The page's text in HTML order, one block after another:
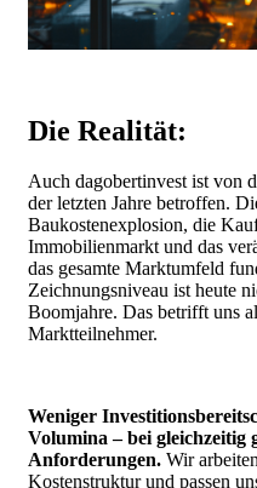
Die Realität:
Auch dagobertinvest ist von
der letzten Jahre betroffen.
Baukostenexplosion, die
Immobilienmarkt und das
das gesamte Marktumfeld
Zeichnungsniveau ist heute
Boomjahre. Das betrifft uns
Marktteilnehmer.
Weniger
Volumina – bei gleichzeitig
Anforderungen. Wir
Kostenstruktur und passen